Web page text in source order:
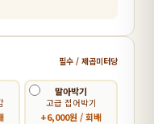
필수 / 제곱미터당
말아박기
고급 접어박기
+6,000원 / 회배